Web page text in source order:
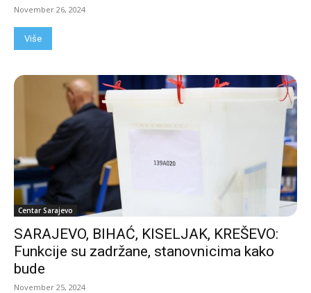
November 26, 2024
Više
Centar Sarajevo
SARAJEVO, BIHAĆ, KISELJAK, KREŠEVO:
Funkcije su zadržane, stanovnicima kako
bude
November 25, 2024